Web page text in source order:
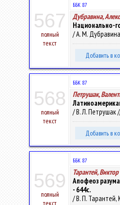
567
полный
текст
ББК 87
Дубравина,
Национально-
/ А. М. Дубравина
Добавить в
568
полный
текст
ББК 87
Петрушак,
/ В. Л. Петрушак //
Добавить в
569
полный
текст
ББК 87
Тарантей,
Апофеоз
- 644с.
/ В. П. Тарантей,